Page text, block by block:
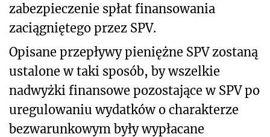
zabezpieczenie spłat finansowania
zaciągniętego przez SPV.
Opisane przepływy pieniężne SPV zostaną
ustalone w taki sposób, by wszelkie
nadwyżki finansowe pozostające w SPV po
uregulowaniu wydatków o charakterze
bezwarunkowym były wypłacane